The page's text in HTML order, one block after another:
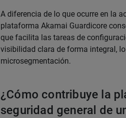
A diferencia de lo que ocurre en la
plataforma Akamai Guardicore
que facilita las tareas de
visibilidad clara de forma integral,
microsegmentación.
¿Cómo contribuye la
seguridad general de